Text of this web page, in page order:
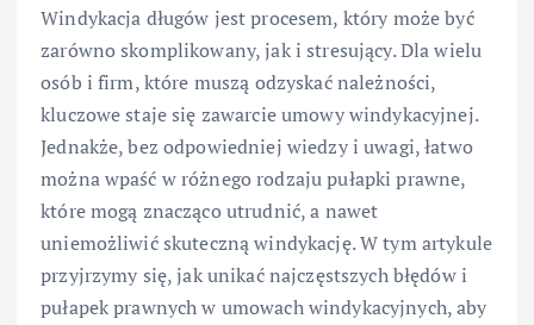
Windykacja długów jest procesem, który może być
zarówno skomplikowany, jak i stresujący. Dla wielu
osób i firm, które muszą odzyskać należności,
kluczowe staje się zawarcie umowy windykacyjnej.
Jednakże, bez odpowiedniej wiedzy i uwagi, łatwo
można wpaść w różnego rodzaju pułapki prawne,
które mogą znacząco utrudnić, a nawet
uniemożliwić skuteczną windykację. W tym artykule
przyjrzymy się, jak unikać najczęstszych błędów i
pułapek prawnych w umowach windykacyjnych, aby